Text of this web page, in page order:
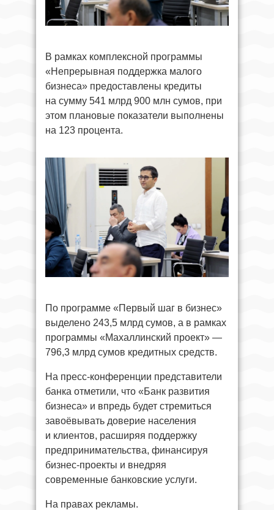
В рамках комплексной программы
«Непрерывная поддержка малого
бизнеса» предоставлены кредиты
на сумму 541 млрд 900 млн сумов, при
этом плановые показатели выполнены
на 123 процента.
По программе «Первый шаг в бизнес»
выделено 243,5 млрд сумов, а в рамках
программы «Махаллинский проект» —
796,3 млрд сумов кредитных средств.
На пресс-конференции представители
банка отметили, что «Банк развития
бизнеса» и впредь будет стремиться
завоёвывать доверие населения
и клиентов, расширяя поддержку
предпринимательства, финансируя
бизнес-проекты и внедряя
современные банковские услуги.
На правах рекламы.